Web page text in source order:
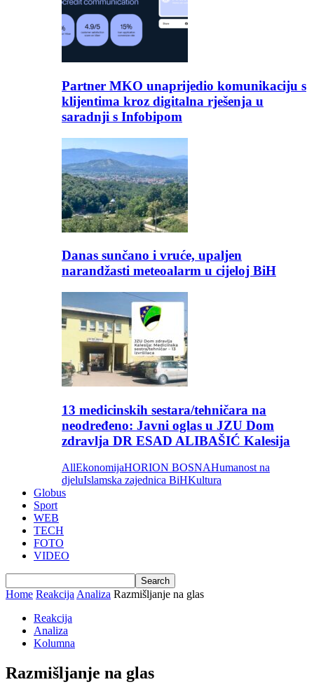
Partner MKO unaprijedio komunikaciju s
klijentima kroz digitalna rješenja u
saradnji s Infobipom
Danas sunčano i vruće, upaljen
narandžasti meteoalarm u cijeloj BiH
13 medicinskih sestara/tehničara na
neodređeno: Javni oglas u JZU Dom
zdravlja DR ESAD ALIBAŠIĆ Kalesija
AllEkonomijaHORION BOSNAHumanost na
djeluIslamska zajednica BiHKultura
Globus
Sport
WEB
TECH
FOTO
VIDEO
Home Reakcija Analiza Razmišljanje na glas
Reakcija
Analiza
Kolumna
Razmišljanje na glas